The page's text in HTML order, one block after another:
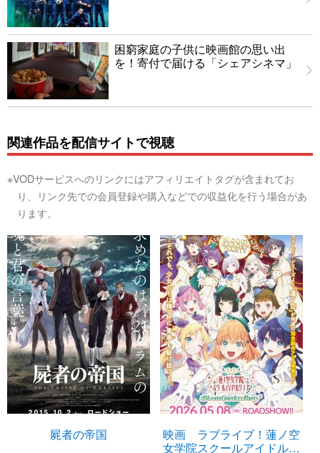
困窮家庭の子供に映画館の思い出
を！寄付で届ける「シェアシネマ」
関連作品を配信サイトで視聴
※VODサービスへのリンクにはアフィリエイトタグが含まれてお
り、リンク先での会員登録や購入などでの収益化を行う場合があ
ります。
屍者の帝国
映画 ラブライブ！蓮ノ空
女学院スクールアイドルク